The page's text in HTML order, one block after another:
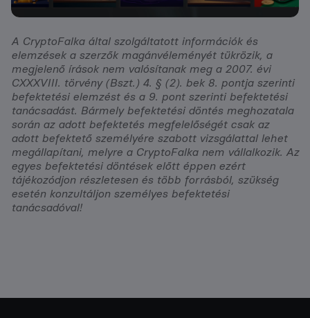
A CryptoFalka által szolgáltatott információk és
elemzések a szerzők magánvéleményét tükrözik, a
megjelenő írások nem valósítanak meg a 2007. évi
CXXXVIII. törvény (Bszt.) 4. § (2). bek 8. pontja szerinti
befektetési elemzést és a 9. pont szerinti befektetési
tanácsadást. Bármely befektetési döntés meghozatala
során az adott befektetés megfelelőségét csak az
adott befektető személyére szabott vizsgálattal lehet
megállapítani, melyre a CryptoFalka nem vállalkozik. Az
egyes befektetési döntések előtt éppen ezért
tájékozódjon részletesen és több forrásból, szükség
esetén konzultáljon személyes befektetési
tanácsadóval!